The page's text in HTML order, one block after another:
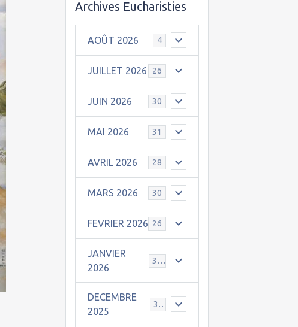
Archives Eucharisties
AOÛT 2026 4
JUILLET 2026 26
JUIN 2026 30
MAI 2026 31
AVRIL 2026 28
MARS 2026 30
FEVRIER 2026 26
JANVIER
2026
31
DECEMBRE
2025
30